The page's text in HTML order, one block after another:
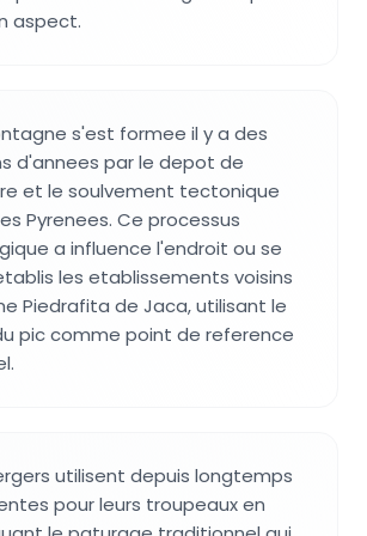
aspect.
s'est formee il y a des
d'annees par le depot de
et le soulvement tectonique
Pyrenees. Ce processus
a influence l'endroit ou se
les etablissements voisins
Piedrafita de Jaca, utilisant le
pic comme point de reference
utilisent depuis longtemps
pour leurs troupeaux en